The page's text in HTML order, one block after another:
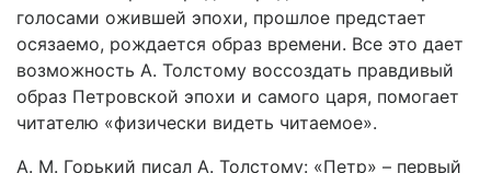
голосами ожившей эпохи, прошлое предстает
осязаемо, рождается образ времени. Все это дает
возможность А. Толстому воссоздать правдивый
образ Петровской эпохи и самого царя, помогает
читателю «физически видеть читаемое».
А. М. Горький писал А. Толстому: «Петр» – первый